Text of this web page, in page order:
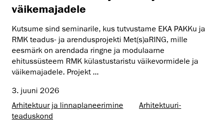
väikemajadele
Kutsume sind seminarile, kus tutvustame EKA PAKKu ja
RMK teadus- ja arendusprojekti Met(s)aRING, mille
eesmärk on arendada ringne ja modulaarne
ehitussüsteem RMK külastustaristu väikevormidele ja
väikemajadele. Projekt ...
3. juuni 2026
Arhitektuur ja linnaplaneerimine
Arhitektuuri­
teaduskond